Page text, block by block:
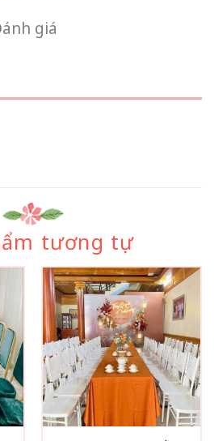
giá
tương tự